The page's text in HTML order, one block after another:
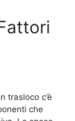
trasloco c’è
che